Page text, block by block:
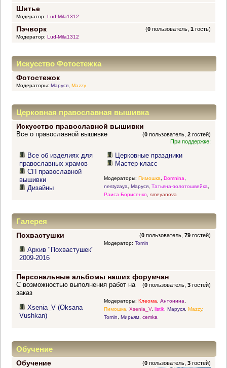
Шитье
Модератор: Lud-Mila1312
Пэчворк (0 пользователь,1 гость)
Модератор: Lud-Mila1312
Искусство Фотостежка
Фотостежок
Модераторы: Маруся, Mazzy
Церковная православная вышивка
Искусство православной вышивки
(0 пользователь,2 гостей)
Все о православной вышивке
При поддержке:
Все об изделиях для
православных храмов
СП православной
вышивки
Дизайны
Церковные праздники
Мастер-класс
Модераторы: Пимошка Domnina
nestyzaya
Маруся, Татьяна-золотошвейка
Раиса Борисенко, smeyanova
Галерея
Похвастушки (0 пользователь,79 гостей)
Архив "Похвастушек"
2009-2016
Модератор: Tomin
Персональные альбомы наших форумчан
(0 пользователь,3 гостей)
С возможностью выполнения работ на
заказ
Xsenia_V (Oksana
Vushkan)
Модераторы: Клеома, Антонина,
Пимошка, Xsenia_V, listik, Маруся, Mazzy,
Tomin, Мирьям, cemka
Обучение
Обучение (0 пользователь,3 гостей)